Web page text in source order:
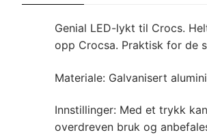
Genial LED-lykt til Crocs.
opp Crocsa. Praktisk for de
Materiale: Galvanisert
Innstillinger: Med et trykk
overdreven bruk og